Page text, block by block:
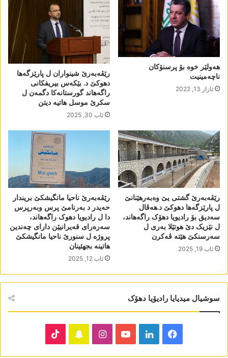
ھەولێر خوە بۆ پرسنۆکان
ناچەمینیت
ئازار 13, 2022
رێڤەبەرێ شینواران ل پارێزگەھا
دھوکێ د. بێکەس بیریفکانی
راگەھاند گورستانەکا دگمەن ل
سکرێ موسل ھاتیە دیتن
ئاب 30, 2025
رێڤەبەرێ گشتی یێ وەبەرھێنانێ
ل پارێزگەھا دھوکێ د.ھەڤال
سەدیق بۆ رادیویا دھۆک راگەھاند،
ل نێزیک دێ ھوتێلا بەری ل
سەرسنکێ ھێتە ڤەکرن
ئاب 19, 2025
رێڤەبەرێ ناحیا مانگیشکێ بریندار
حەیدر د بەرنامێ پرس وبەرپرس
دا ل رادیویا دھوک راگەھاند،
سەرەرای قەیرانیێن دارای چەندین
پروژە ل سنورێ ناحیا مانگیشکێ
ھاتینە بجھئینان
ئاب 12, 2025
سوشیال میدیایا رادیۆیا دھۆک
Facebook
LinkedIn
YouTube
Instagram
Snapchat